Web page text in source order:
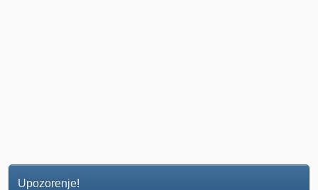
Upozorenje!